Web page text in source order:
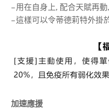
– 用在自身上, 配合天賦再
– 這樣可以令蒂德莉特外掛
加速應援